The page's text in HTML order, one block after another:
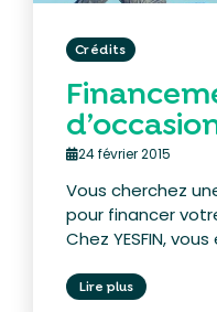
Crédits
24 février 2015
Vous cherchez
pour financer
Chez YESFIN,
Lire plus